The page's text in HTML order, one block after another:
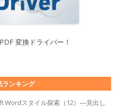
変換ドライバー！
ランキング
Wordスタイル探索（12）―見出し